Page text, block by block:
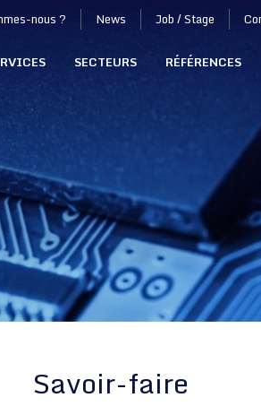
nous ? News Job / Stage
SECTEURS RÉFÉRENCES
Savoir-faire